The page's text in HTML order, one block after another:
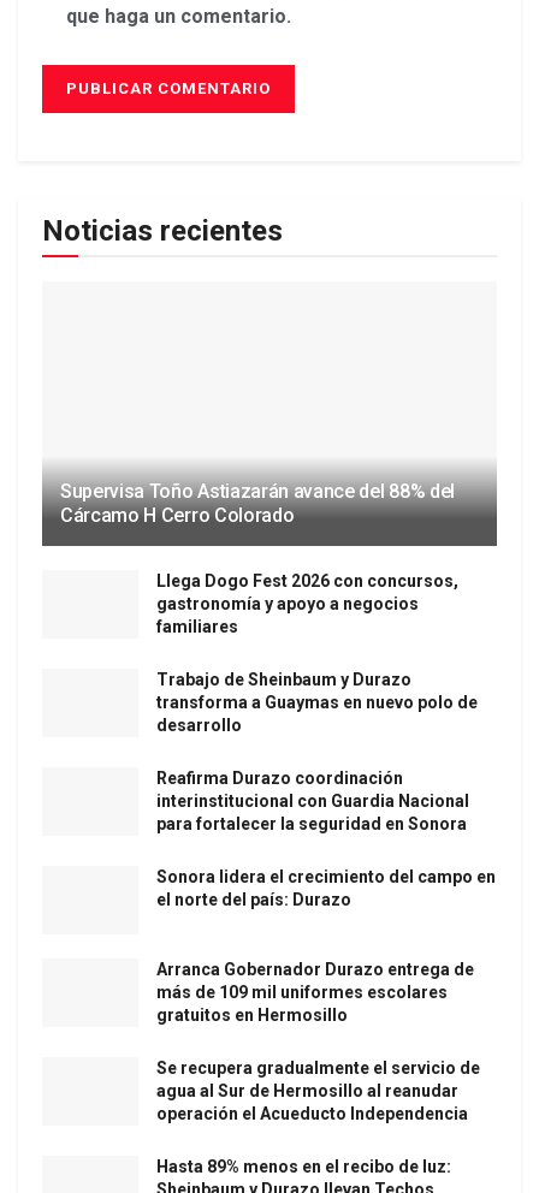
que haga un comentario.
Noticias recientes
Supervisa Toño Astiazarán avance del 88% del
Cárcamo H Cerro Colorado
Llega Dogo Fest 2026 con concursos,
gastronomía y apoyo a negocios
familiares
Trabajo de Sheinbaum y Durazo
transforma a Guaymas en nuevo polo de
desarrollo
Reafirma Durazo coordinación
interinstitucional con Guardia Nacional
para fortalecer la seguridad en Sonora
Sonora lidera el crecimiento del campo en
el norte del país: Durazo
Arranca Gobernador Durazo entrega de
más de 109 mil uniformes escolares
gratuitos en Hermosillo
Se recupera gradualmente el servicio de
agua al Sur de Hermosillo al reanudar
operación el Acueducto Independencia
Hasta 89% menos en el recibo de luz:
Sheinbaum y Durazo llevan Techos